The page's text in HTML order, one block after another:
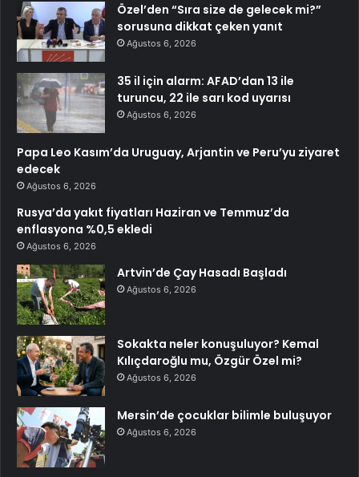
Özel’den “Sıra size de gelecek mi?”
sorusuna dikkat çeken yanıt
Ağustos 6, 2026
35 il için alarm: AFAD’dan 13 ile
turuncu, 22 ile sarı kod uyarısı
Ağustos 6, 2026
Papa Leo Kasım’da Uruguay, Arjantin ve Peru’yu ziyaret
edecek
Ağustos 6, 2026
Rusya’da yakıt fiyatları Haziran ve Temmuz’da
enflasyona %0,5 ekledi
Ağustos 6, 2026
Artvin’de Çay Hasadı Başladı
Ağustos 6, 2026
Sokakta neler konuşuluyor? Kemal
Kılıçdaroğlu mu, Özgür Özel mi?
Ağustos 6, 2026
Mersin’de çocuklar bilimle buluşuyor
Ağustos 6, 2026